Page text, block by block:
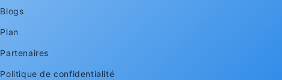
Blogs
Plan
Partenaires
Politique de confidentialité